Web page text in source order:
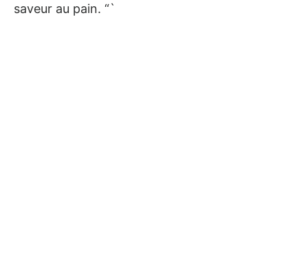
saveur au pain. “`